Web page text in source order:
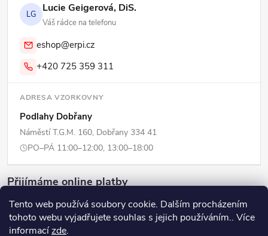
Tento web používá soubory cookie. Dalším procházením
tohoto webu vyjadřujete souhlas s jejich používáním.. Více
informacízde.
LG Lucie Geigerová, DiS.
Váš rádce na telefonu
eshop@erpi.cz
+420 725 359 311
ADRESA VZORKOVNY
Podlahy Dobřany
Náměstí T.G.M. 160, Dobřany 334 41
PO–PÁ 11:00–12:00, 13:00–18:00
Přijímáme online platby